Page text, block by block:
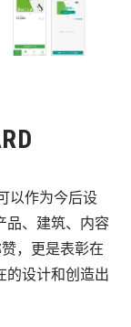
以作为今后设
品、建筑、内容
，更是表彰在
的设计和创造出